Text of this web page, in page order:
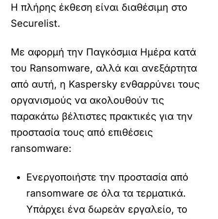
Η πλήρης έκθεση είναι διαθέσιμη στο
Securelist.
Με αφορμή την Παγκόσμια Ημέρα κατά
του Ransomware, αλλά και ανεξάρτητα
από αυτή, η Kaspersky ενθαρρύνει τους
οργανισμούς να ακολουθούν τις
παρακάτω βέλτιστες πρακτικές για την
προστασία τους από επιθέσεις
ransomware:
Ενεργοποιήστε την προστασία από
ransomware σε όλα τα τερματικά.
Υπάρχει ένα δωρεάν εργαλείο, το